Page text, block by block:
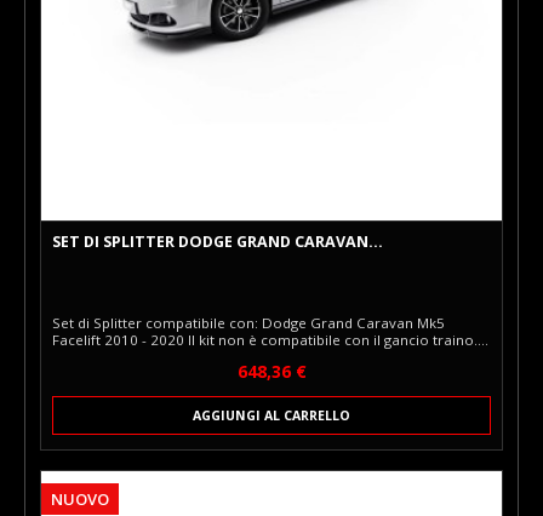
SET DI SPLITTER DODGE GRAND CARAVAN...
Set di Splitter compatibile con: Dodge Grand Caravan Mk5
Facelift 2010 - 2020 Il kit non è compatibile con il gancio traino. Il
Laterali Diffusore Posteriore (con barre verticali) Spoiler Cap Kit
elementi principali per evidenziare coerentemente il carattere
Prezzo
648,36 €
AGGIUNGI AL CARRELLO
NUOVO